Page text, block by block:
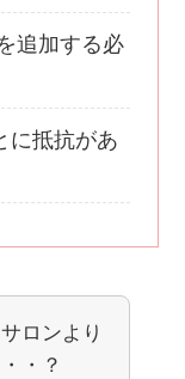
追加する必
に抵抗があ
ロンより
・？